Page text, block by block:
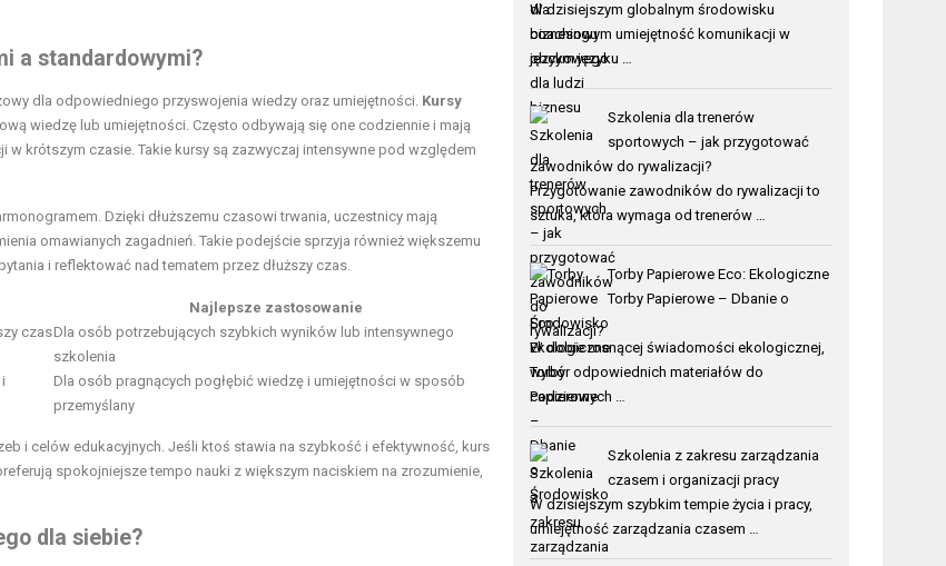
a standardowymi?
dla odpowiedniego przyswojenia wiedzy oraz umiejętności. Kursy
wiedzę lub umiejętności. Często odbywają się one codziennie i mają
krótszym czasie. Takie kursy są zazwyczaj intensywne pod względem
Dzięki dłuższemu czasowi trwania, uczestnicy mają
omawianych zagadnień. Takie podejście sprzyja również większemu
i reflektować nad tematem przez dłuższy czas.
Najlepsze zastosowanie
czasDla osób potrzebujących szybkich wyników lub intensywnego
szkolenia
Dla osób pragnących pogłębić wiedzę i umiejętności w sposób
przemyślany
i celów edukacyjnych. Jeśli ktoś stawia na szybkość i efektywność, kurs
spokojniejsze tempo nauki z większym naciskiem na zrozumienie,
dla siebie?
W dzisiejszym globalnym środowisku
biznesowym umiejętność komunikacji w
obcym języku …
Szkolenia dla trenerów
sportowych – jak przygotować
zawodników do rywalizacji?
Przygotowanie zawodników do rywalizacji to
sztuka, która wymaga od trenerów …
Torby Papierowe Eco: Ekologiczne
Torby Papierowe – Dbanie o
Środowisko
W dobie rosnącej świadomości ekologicznej,
wybór odpowiednich materiałów do
codziennych …
Szkolenia z zakresu zarządzania
czasem i organizacji pracy
W dzisiejszym szybkim tempie życia i pracy,
umiejętność zarządzania czasem …